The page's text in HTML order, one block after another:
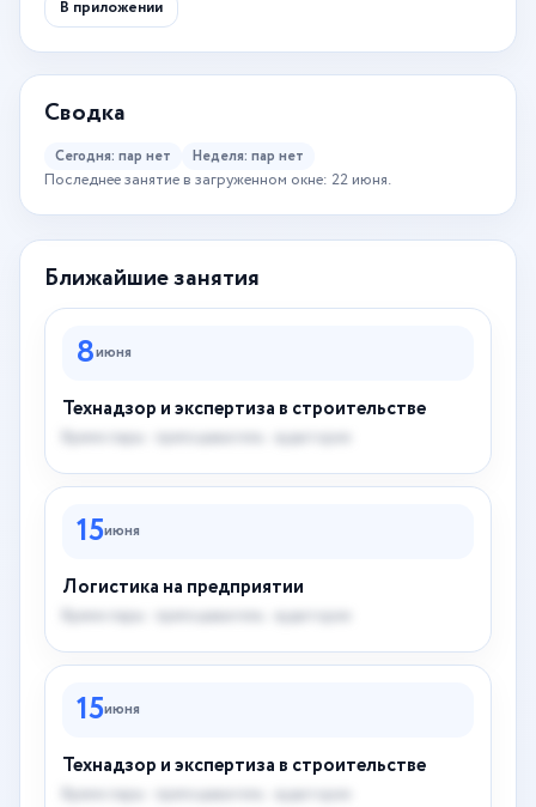
В приложении
Сводка
Сегодня: пар нет Неделя: пар нет
Последнее занятие в загруженном окне: 22 июня.
Ближайшие занятия
8июня
Технадзор и экспертиза в строительстве
Время пары · преподаватель · аудитория
15июня
Логистика на предприятии
Время пары · преподаватель · аудитория
15июня
Технадзор и экспертиза в строительстве
Время пары · преподаватель · аудитория